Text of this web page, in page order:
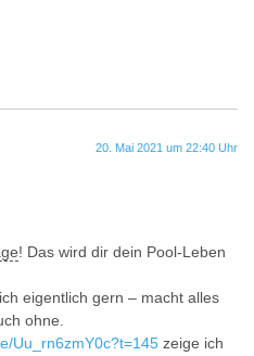
20. Mai 2021 um 22:40 Uhr
! Das wird dir dein Pool-Leben
eigentlich gern – macht alles
ohne.
Uu_rn6zmY0c?t=145 zeige ich